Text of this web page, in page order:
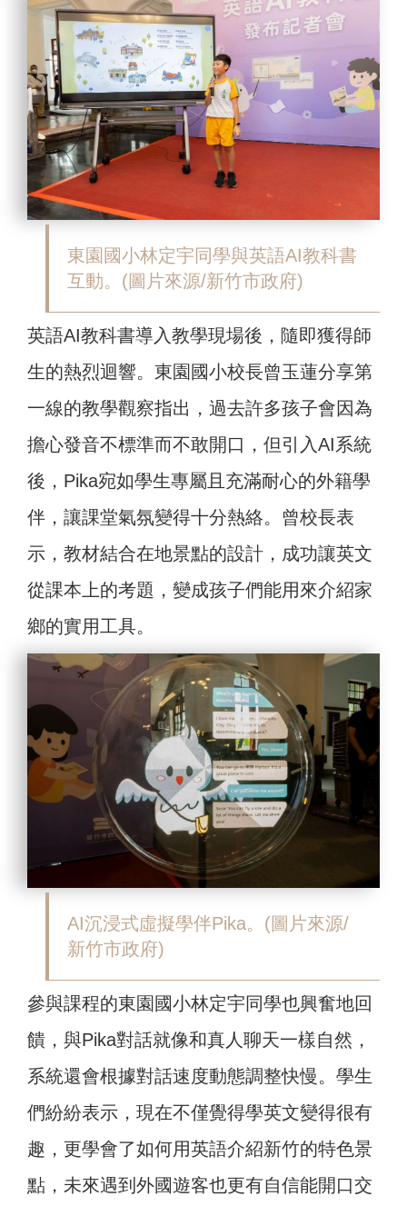
東園國小林定宇同學與英語AI教科書
互動。(圖片來源/新竹市政府)
英語AI教科書導入教學現場後，隨即獲得師
生的熱烈迴響。東園國小校長曾玉蓮分享第
一線的教學觀察指出，過去許多孩子會因為
擔心發音不標準而不敢開口，但引入AI系統
後，Pika宛如學生專屬且充滿耐心的外籍學
伴，讓課堂氣氛變得十分熱絡。曾校長表
示，教材結合在地景點的設計，成功讓英文
從課本上的考題，變成孩子們能用來介紹家
鄉的實用工具。
AI沉浸式虛擬學伴Pika。(圖片來源/
新竹市政府)
參與課程的東園國小林定宇同學也興奮地回
饋，與Pika對話就像和真人聊天一樣自然，
系統還會根據對話速度動態調整快慢。學生
們紛紛表示，現在不僅覺得學英文變得很有
趣，更學會了如何用英語介紹新竹的特色景
點，未來遇到外國遊客也更有自信能開口交